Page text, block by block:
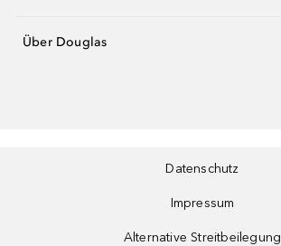
Über Douglas
Datenschutz
Impressum
Alternative Streitbeilegung